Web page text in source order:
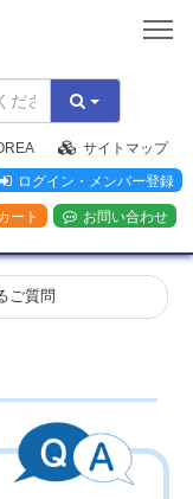
サイトマップ
ログイン・メンバー登録
ート お問い合わせ
ご質問